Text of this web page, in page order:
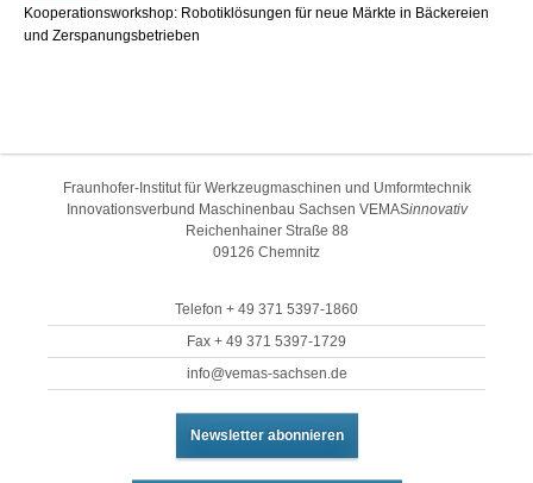
Kooperationsworkshop: Robotiklösungen für neue Märkte in Bäckereien
und Zerspanungsbetrieben
Fraunhofer-Institut für Werkzeugmaschinen und Umformtechnik
Innovationsverbund Maschinenbau Sachsen VEMASinnovativ
Reichenhainer Straße 88
09126 Chemnitz
Telefon + 49 371 5397-1860
Fax + 49 371 5397-1729
info@vemas-sachsen.de
Newsletter abonnieren